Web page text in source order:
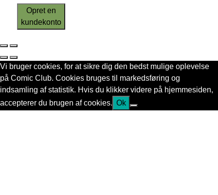
Opret en
kundekonto
Vi bruger cookies, for at sikre dig den bedst mulige oplevelse
på Comic Club. Cookies bruges til markedsføring og
indsamling af statistik. Hvis du klikker videre på hjemmesiden,
accepterer du brugen af cookies. Ok